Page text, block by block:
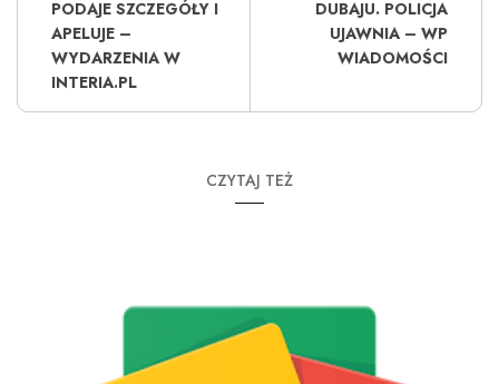
PODAJE SZCZEGÓŁY I
APELUJE –
WYDARZENIA W
INTERIA.PL
DUBAJU. POLICJA
UJAWNIA – WP
WIADOMOŚCI
CZYTAJ TEŻ